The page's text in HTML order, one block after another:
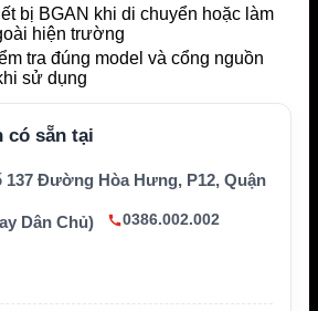
bị BGAN khi di chuyển hoặc làm
hiện trường
tra đúng model và cổng nguồn
sử dụng
có sẵn tại
137 Đường Hòa Hưng, P12, Quận
Dân Chủ) 0386.002.002